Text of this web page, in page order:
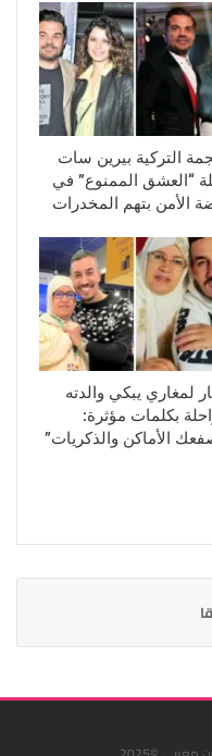
التركية بيرين سات
“العشق الممنوع” في
الأمن بتهم المخدرات
لمغاري يبكي والدته
بكلمات مؤثرة:
الأماكن والذكريات”